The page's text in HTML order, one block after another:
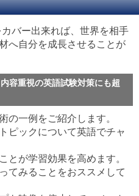
カバー出来れば、世界を相手
へ自分を成長させることが
容重視の英語試験対策にも超
の一例をご紹介します。
ピックについて英語でチャ
とが学習効果を高めます。
てみることをおススメして